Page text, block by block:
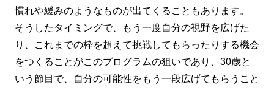
慣れや緩みのようなものが出てくることもあります。
そうしたタイミングで、もう一度自分の視野を広げた
り、これまでの枠を超えて挑戦してもらったりする機会
をつくることがこのプログラムの狙いであり、30歳と
いう節目で、自分の可能性をもう一段広げてもらうこと